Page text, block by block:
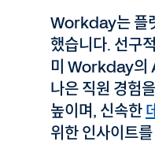
Workday는 플
했습니다. 선구
미 Workday의
나은 직원 경험
높이며, 신속한
위한 인사이트